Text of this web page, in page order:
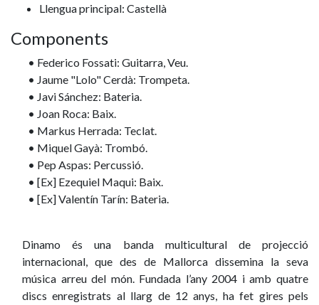
Llengua principal: Castellà
Components
• Federico Fossati: Guitarra, Veu.
• Jaume "Lolo" Cerdà: Trompeta.
• Javi Sánchez: Bateria.
• Joan Roca: Baix.
• Markus Herrada: Teclat.
• Miquel Gayà: Trombó.
• Pep Aspas: Percussió.
• [Ex] Ezequiel Maqui: Baix.
• [Ex] Valentín Tarín: Bateria.
Dinamo és una banda multicultural de projecció
internacional, que des de Mallorca dissemina la seva
música arreu del món. Fundada l’any 2004 i amb quatre
discs enregistrats al llarg de 12 anys, ha fet gires pels